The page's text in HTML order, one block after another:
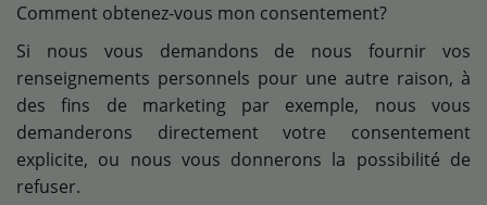
Contact
Comment obtenez-vous mon consentement?
Si nous vous demandons de nous fournir vos
renseignements personnels pour une autre raison, à
des fins de marketing par exemple, nous vous
demanderons directement votre consentement
explicite, ou nous vous donnerons la possibilité de
refuser.